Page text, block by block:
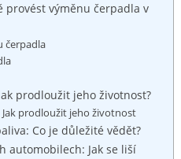
provést výměnu čerpadla v
čerpadla
prodloužit jeho životnost?
Jak prodloužit jeho ​životnost
Co je důležité vědět?
automobilech: Jak⁤ se​ liší